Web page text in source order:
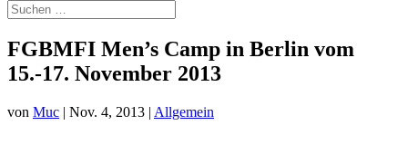
FGBMFI Men’s Camp in Berlin vom
15.-17. November 2013
von Muc | Nov. 4, 2013 | Allgemein